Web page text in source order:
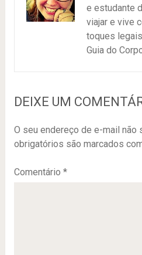
e estudante
viajar e vive
toques
Guia do
DEIXE UM
O seu endereço de e-mail não
obrigatórios são marcados
Comentário *